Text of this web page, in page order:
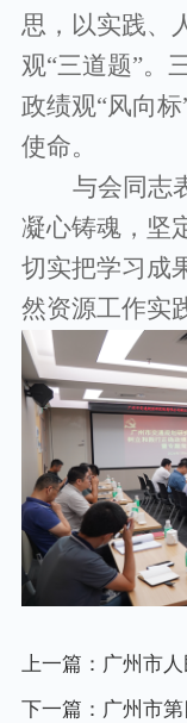
思，以实践、
观“三道题”。
政绩观“风向
使命。
与会同志
凝心铸魂，坚
切实把学习成
然资源工作实
上一篇：广州市
四轮综合交通调
下一篇：广州市